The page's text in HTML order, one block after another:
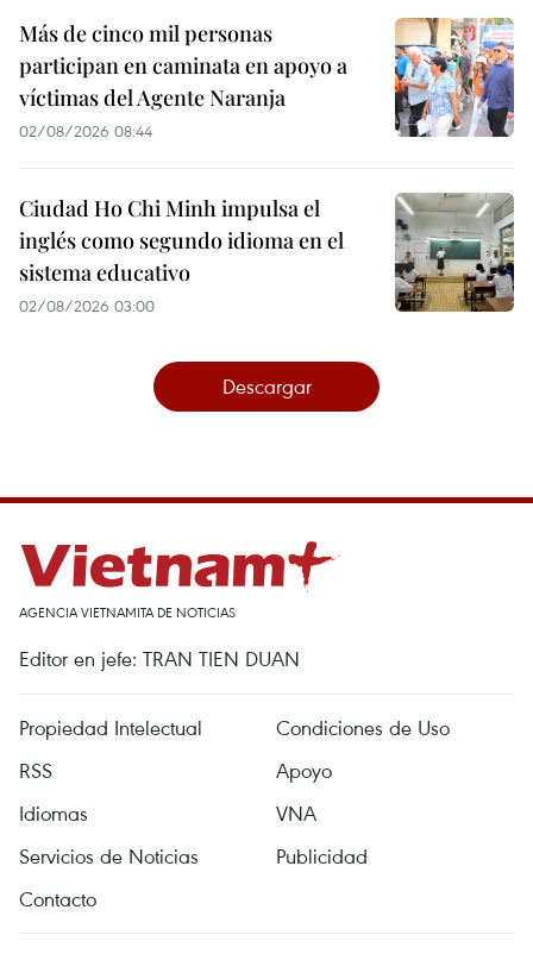
Más de cinco mil personas
participan en caminata en apoyo a
víctimas del Agente Naranja
02/08/2026 08:44
Ciudad Ho Chi Minh impulsa el
inglés como segundo idioma en el
sistema educativo
02/08/2026 03:00
Descargar
AGENCIA VIETNAMITA DE NOTICIAS
Editor en jefe: TRAN TIEN DUAN
Propiedad Intelectual
Condiciones de Uso
RSS
Apoyo
Idiomas
VNA
Servicios de Noticias
Publicidad
Contacto